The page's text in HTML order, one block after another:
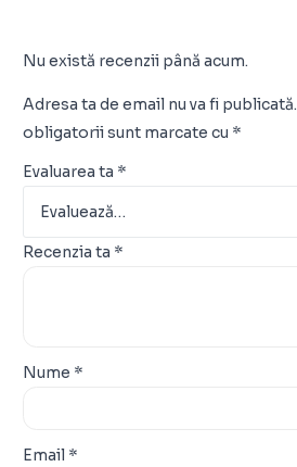
Nu există recenzii până acum.
Adresa ta de email nu va fi publicată.
obligatorii sunt marcate cu *
Evaluarea ta *
Recenzia ta *
Nume *
Email *